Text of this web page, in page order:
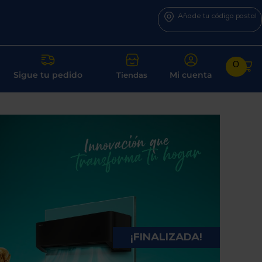
Añade tu código postal
Sigue tu pedido Tiendas Mi cuenta
0
¡FINALIZADA!